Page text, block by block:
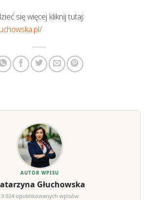
się więcej kliknij tutaj:
AUTOR WPISU
Głuchowska
3 024 opublikowanych wpisów